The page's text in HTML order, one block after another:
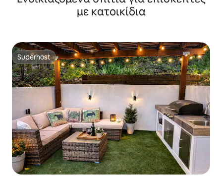
με κατοικίδια
Superhost
Superhost